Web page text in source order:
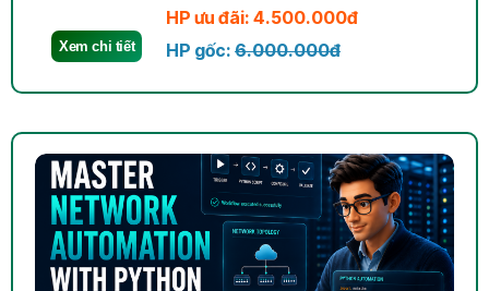
HP ưu đãi: 4.500.000đ
HP gốc: 6.000.000đ
Xem chi tiết